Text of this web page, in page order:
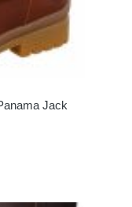
Jack